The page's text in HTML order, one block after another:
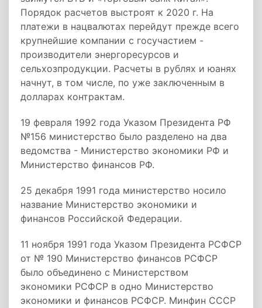
Порядок расчетов выстроят к 2020 г. На
платежи в нацвалютах перейдут прежде всего
крупнейшие компании с госучастием -
производители энергоресурсов и
сельхозпродукции. Расчеты в рублях и юанях
начнут, в том числе, по уже заключенным в
долларах контрактам.
19 февраля 1992 года Указом Президента РФ
№156 министерство было разделено на два
ведомства - Министерство экономики РФ и
Министерство финансов РФ.
25 декабря 1991 года министерство носило
название Министерство экономики и
финансов Российской Федерации.
11 ноября 1991 года Указом Президента РСФСР
от № 190 Министерство финансов РСФСР
было объединено с Министерством
экономики РСФСР в одно Министерство
экономики и финансов РСФСР. Минфин СССР